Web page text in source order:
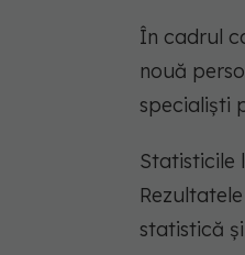
În cadrul
nouă
specialiști
Statisticile
statistică